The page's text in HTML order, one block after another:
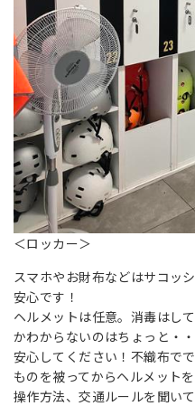
＜ロッカー＞
スマホやお財布などはサコッ
安心です！
ヘルメットは任意。消毒はし
かわからないのはちょっと・
安心してください！不織布で
ものを被ってからヘルメットを
操作方法、交通ルールを聞いて